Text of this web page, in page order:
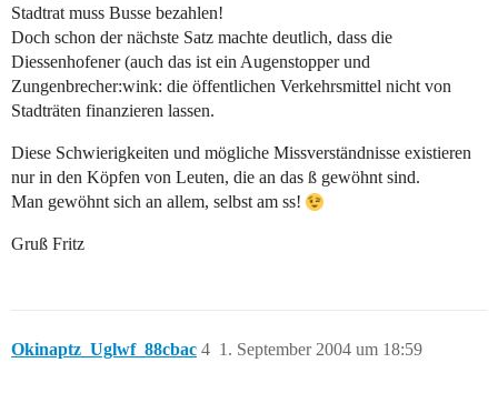
Stadtrat muss Busse bezahlen!
Doch schon der nächste Satz machte deutlich, dass die
Diessenhofener (auch das ist ein Augenstopper und
Zungenbrecher:wink: die öffentlichen Verkehrsmittel nicht von
Stadträten finanzieren lassen.
Diese Schwierigkeiten und mögliche Missverständnisse existieren
nur in den Köpfen von Leuten, die an das ß gewöhnt sind.
Man gewöhnt sich an allem, selbst am ss!
Gruß Fritz
Okinaptz_Uglwf_88cbac 1. September 2004 um 18:59
4